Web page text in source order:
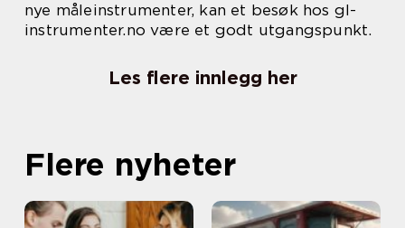
nye måleinstrumenter, kan et besøk hos gl-
instrumenter.no være et godt utgangspunkt.
Les flere innlegg her
Flere nyheter